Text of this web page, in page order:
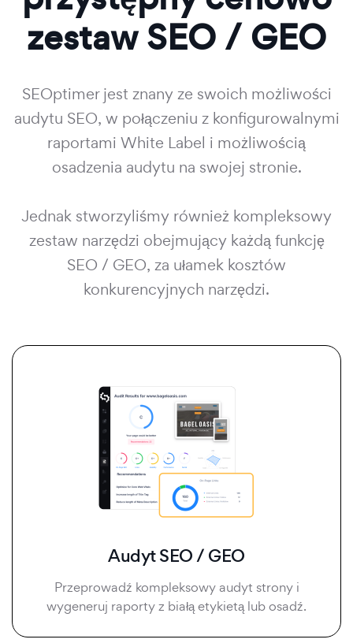
zestaw SEO / GEO
SEOptimer jest znany ze swoich możliwości
audytu SEO, w połączeniu z konfigurowalnymi
raportami White Label i możliwością
osadzenia audytu na swojej stronie.
Jednak stworzyliśmy również kompleksowy
zestaw narzędzi obejmujący każdą funkcję
SEO / GEO, za ułamek kosztów
konkurencyjnych narzędzi.
Audyt SEO / GEO
Przeprowadź kompleksowy audyt strony i
wygeneruj raporty z białą etykietą lub osadź.